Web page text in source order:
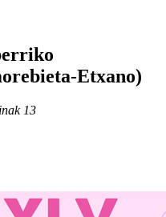
Etxano)
13